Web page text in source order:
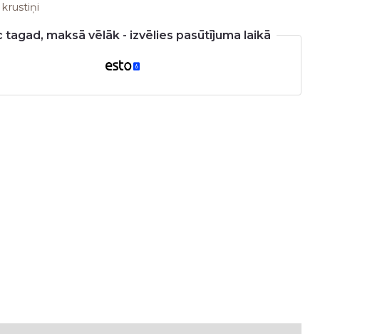
tagad, maksā vēlāk - izvēlies pasūtījuma laikā